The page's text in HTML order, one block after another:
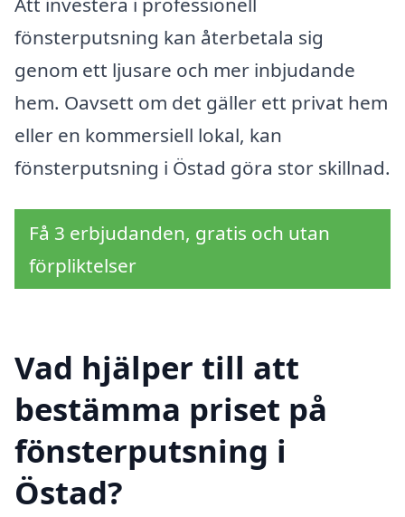
fönsterputsning kan återbetala sig
genom ett ljusare och mer inbjudande
hem. Oavsett om det gäller ett privat hem
eller en kommersiell lokal, kan
fönsterputsning i Östad göra stor skillnad.
Få 3 erbjudanden, gratis och utan
förpliktelser
Vad hjälper till att
bestämma priset på
fönsterputsning i
Östad?